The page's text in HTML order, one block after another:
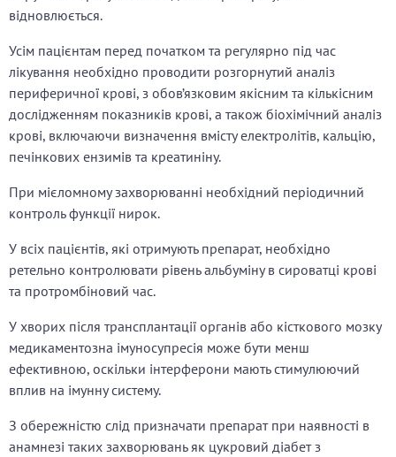
відновлюється.
Усім пацієнтам перед початком та регулярно під час
лікування необхідно проводити розгорнутий аналіз
периферичної крові, з обов’язковим якісним та кількісним
дослідженням показників крові, а також біохімічний аналіз
крові, включаючи визначення вмісту електролітів, кальцію,
печінкових ензимів та креатиніну.
При мієломному захворюванні необхідний періодичний
контроль функції нирок.
У всіх пацієнтів, які отримують препарат, необхідно
ретельно контролювати рівень альбуміну в сироватці крові
та протромбіновий час.
У хворих після трансплантації органів або кісткового мозку
медикаментозна імуносупресія може бути менш
ефективною, оскільки інтерферони мають стимулюючий
вплив на імунну систему.
З обережністю слід призначати препарат при наявності в
анамнезі таких захворювань як цукровий діабет з